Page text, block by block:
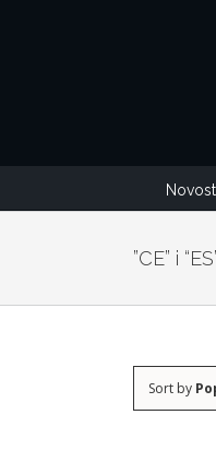
”CE” i
Sort by